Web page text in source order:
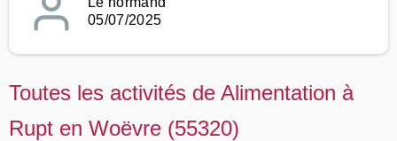
05/07/2025
Toutes les activités de Alimentation à
Rupt en Woëvre (55320)